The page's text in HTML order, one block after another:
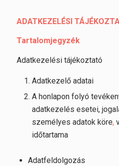
ADATKEZELÉSI
Tartalomjegyzék
Adatkezelési tájékoztató
Adatkezelő adatai
A honlapon folyó
adatkezelés esetei,
személyes adatok köre,
időtartama
Adatfeldolgozás